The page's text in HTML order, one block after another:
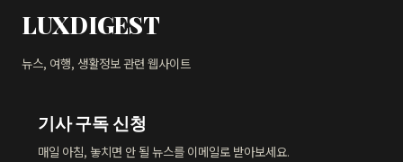
LUXDIGEST
뉴스, 여행, 생활정보 관련 웹사이트
기사 구독 신청
매일 아침, 놓치면 안 될 뉴스를 이메일로 받아보세요.